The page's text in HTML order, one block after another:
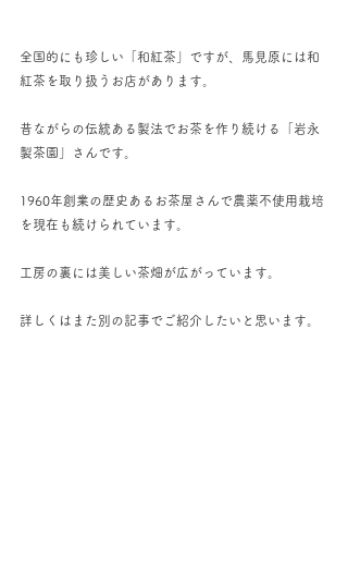
全国的にも珍しい「和紅茶」ですが、馬見原には和
紅茶を取り扱うお店があります。
昔ながらの伝統ある製法でお茶を作り続ける「岩永
製茶園」さんです。
1960年創業の歴史あるお茶屋さんで農薬不使用栽培
を現在も続けられています。
工房の裏には美しい茶畑が広がっています。
詳しくはまた別の記事でご紹介したいと思います。